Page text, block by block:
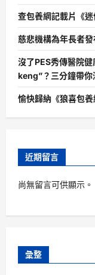
查包養網記載片《
慈悲機構為年長者
沒了PES秀傳醫院
keng”？三分鐘帶你
愉快歸納《狼喜包
近期留言
尚無留言可供顯示。
彙整